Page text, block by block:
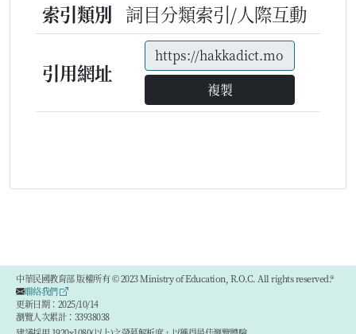
索引類別 詞目分類索引/人際互動
引用網址
複製
中華民國教育部 版權所有 © 2023 Ministry of Education, R.O.C. All rights reserved.®
聯絡我們
更新日期：2025/10/14
瀏覽人次累計：33938038